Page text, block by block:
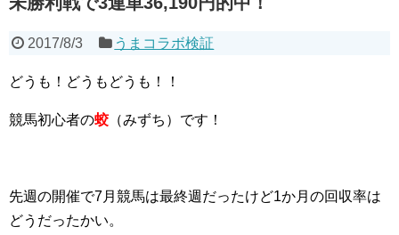
2017/8/3 うまコラボ検証
どうも！どうもどうも！！
競馬初心者の蛟（みずち）です！
先週の開催で7月競馬は最終週だったけど1か月の回収率は
どうだったかい。